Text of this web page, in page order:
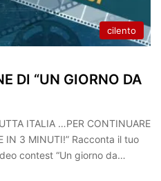
cilento
DI “UN GIORNO DA
ITALIA …PER CONTINUARE
IN 3 MINUTI!” Racconta il tuo
contest “Un giorno da…